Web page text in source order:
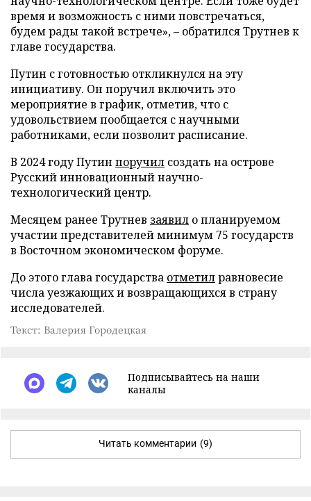
время и возможность с ними повстречаться,
будем рады такой встрече», – обратился Трутнев к
главе государства.
Путин с готовностью откликнулся на эту
инициативу. Он поручил включить это
мероприятие в график, отметив, что с
удовольствием пообщается с научными
работниками, если позволит расписание.
В 2024 году Путин поручил создать на острове
Русский инновационный научно-
технологический центр.
Месяцем ранее Трутнев заявил о планируемом
участии представителей минимум 75 государств
в Восточном экономическом форуме.
До этого глава государства отметилравновесие
числа уезжающих и возвращающихся в страну
исследователей.
Текст: Валерия Городецкая
Подписывайтесь на наши
каналы
Читать комментарии (9)